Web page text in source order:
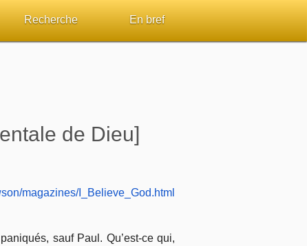
de lecture
Recherche
Ouvrages de A à Z
Rechercher dans la Bible
Études et commentaires par passage
En bref
Autres FAQ
de Dieu]
magazines/I_Believe_God.html
sauf Paul. Qu’est-ce qui,